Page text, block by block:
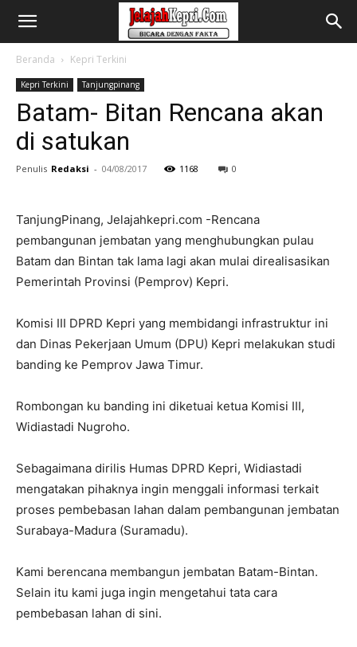
Beranda Kepri Terkini
Kepri Terkini Tanjungpinang
Batam- Bitan Rencana akan
di satukan
Penulis Redaksi - 04/08/2017 1168 0
TanjungPinang, Jelajahkepri.com -Rencana
pembangunan jembatan yang menghubungkan pulau
Batam dan Bintan tak lama lagi akan mulai direalisasikan
Pemerintah Provinsi (Pemprov) Kepri.
Komisi III DPRD Kepri yang membidangi infrastruktur ini
dan Dinas Pekerjaan Umum (DPU) Kepri melakukan studi
banding ke Pemprov Jawa Timur.
Rombongan ku banding ini diketuai ketua Komisi III,
Widiastadi Nugroho.
Sebagaimana dirilis Humas DPRD Kepri, Widiastadi
mengatakan pihaknya ingin menggali informasi terkait
proses pembebasan lahan dalam pembangunan jembatan
Surabaya-Madura (Suramadu).
Kami berencana membangun jembatan Batam-Bintan.
Selain itu kami juga ingin mengetahui tata cara
pembebasan lahan di sini.